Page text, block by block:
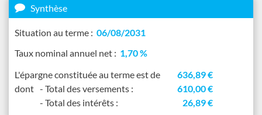
Synthèse
Situation au terme : 06/08/2031
Taux nominal annuel net : 1,70 %
L'épargneconstituée au terme est de 636,89€
dont - Total des versements : 610,00€
- Total des intérêts : 26,89€